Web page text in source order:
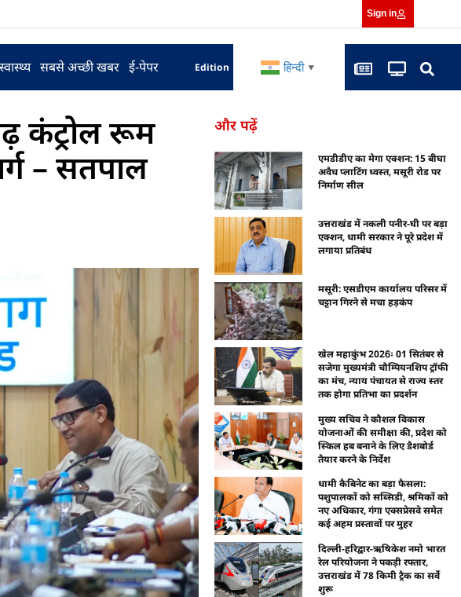
Sign in
स्वास्थ्य सबसे अच्छी खबर ई-पेपर Edition हिन्दी ▼
कंट्रोल रूम
– सतपाल
और पढ़ें
एमडीडीए का मेगा एक्शन: 15 बीघा
अवैध प्लाटिंग ध्वस्त, मसूरी रोड पर
निर्माण सील
उत्तराखंड में नकली पनीर-घी पर बड़ा
एक्शन, धामी सरकार ने पूरे प्रदेश में
लगाया प्रतिबंध
मसूरी: एसडीएम कार्यालय परिसर में
चट्टान गिरने से मचा हड़कंप
खेल महाकुंभ 2026ः 01 सितंबर से
सजेगा मुख्यमंत्री चौम्पियनशिप ट्रॉफी
का मंच, न्याय पंचायत से राज्य स्तर
तक होगा प्रतिभा का प्रदर्शन
मुख्य सचिव ने कौशल विकास
योजनाओं की समीक्षा की, प्रदेश को
स्किल हब बनाने के लिए डैशबोर्ड
तैयार करने के निर्देश
धामी कैबिनेट का बड़ा फैसला:
पशुपालकों को सब्सिडी, श्रमिकों को
नए अधिकार, गंगा एक्सप्रेसवे समेत
कई अहम प्रस्तावों पर मुहर
दिल्ली-हरिद्वार-ऋषिकेश नमो भारत
रेल परियोजना ने पकड़ी रफ्तार,
उत्तराखंड में 78 किमी ट्रैक का सर्वे
शुरू